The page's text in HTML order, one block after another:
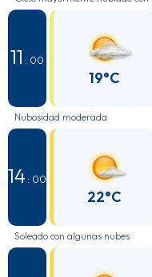
11 : 00
19°C
Nubosidad moderada
14 : 00
22°C
Soleado con algunas nubes